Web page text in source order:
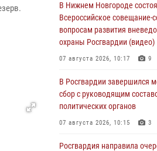
В Нижнем Новгороде
Всероссийское совещание-
вопросам развития
охраны Росгвардии (видео)
07 августа 2026, 10:17 9
В Росгвардии завершился
сбор с руководящим
политических органов
07 августа 2026, 10:15 3
Росгвардия направила